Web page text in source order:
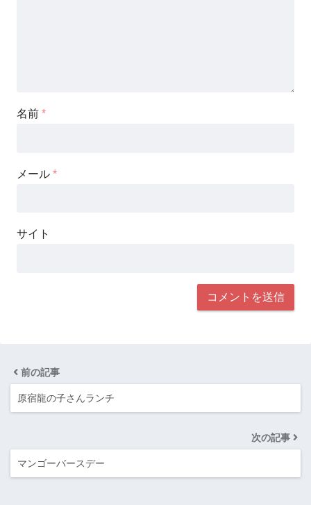
名前 *
メール *
サイト
前の記事
原宿龍の子さんランチ
次の記事
マンゴーバースデー